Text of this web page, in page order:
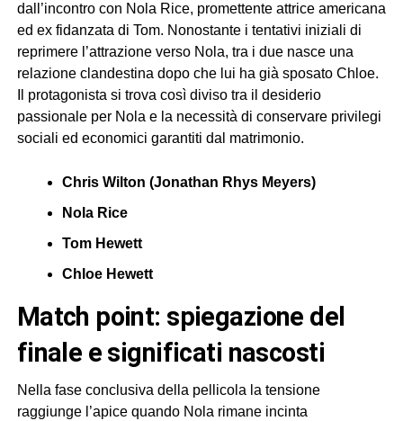
dall’incontro con Nola Rice, promettente attrice americana
ed ex fidanzata di Tom. Nonostante i tentativi iniziali di
reprimere l’attrazione verso Nola, tra i due nasce una
relazione clandestina dopo che lui ha già sposato Chloe.
Il protagonista si trova così diviso tra il desiderio
passionale per Nola e la necessità di conservare privilegi
sociali ed economici garantiti dal matrimonio.
Chris Wilton (Jonathan Rhys Meyers)
Nola Rice
Tom Hewett
Chloe Hewett
match point: spiegazione del
finale e significati nascosti
Nella fase conclusiva della pellicola la tensione
raggiunge l’apice quando Nola rimane incinta